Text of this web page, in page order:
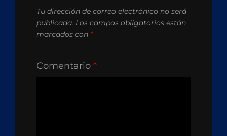
Tu dirección de correo electrónico no será
publicada. Los campos obligatorios están
marcados con *
Comentario *